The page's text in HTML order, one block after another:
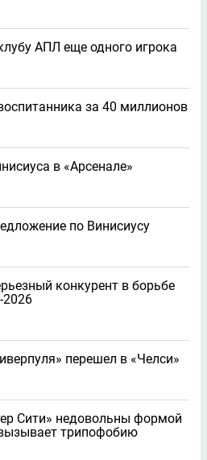
АПЛ еще одного игрока
за 40 миллионов
в «Арсенале»
по Винисиусу
конкурент в борьбе
2026
перешел в «Челси»
Сити» недовольны формой
трипофобию